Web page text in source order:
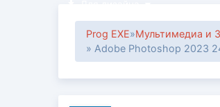
Prog EXE»Мультимедиа и
» Adobe Photoshop 2023